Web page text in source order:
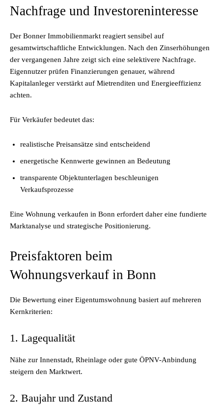
Nachfrage und Investoreninteresse
Der Bonner Immobilienmarkt reagiert sensibel auf
gesamtwirtschaftliche Entwicklungen. Nach den Zinserhöhungen
der vergangenen Jahre zeigt sich eine selektivere Nachfrage.
Eigennutzer prüfen Finanzierungen genauer, während
Kapitalanleger verstärkt auf Mietrenditen und Energieeffizienz
achten.
Für Verkäufer bedeutet das:
realistische Preisansätze sind entscheidend
energetische Kennwerte gewinnen an Bedeutung
transparente Objektunterlagen beschleunigen
Verkaufsprozesse
Eine Wohnung verkaufen in Bonn erfordert daher eine fundierte
Marktanalyse und strategische Positionierung.
Preisfaktoren beim
Wohnungsverkauf in Bonn
Die Bewertung einer Eigentumswohnung basiert auf mehreren
Kernkriterien:
1. Lagequalität
Nähe zur Innenstadt, Rheinlage oder gute ÖPNV-Anbindung
steigern den Marktwert.
2. Baujahr und Zustand